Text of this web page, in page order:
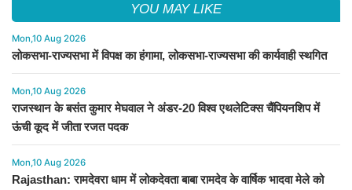
YOU MAY LIKE
Mon,10 Aug 2026
लोकसभा-राज्यसभा में विपक्ष का हंगामा, लोकसभा-राज्यसभा की कार्यवाही स्थगित
Mon,10 Aug 2026
राजस्थान के बसंत कुमार मेघवाल ने अंडर-20 विश्व एथलेटिक्स चैंपियनशिप में
ऊंची कूद में जीता रजत पदक
Mon,10 Aug 2026
Rajasthan: रामदेवरा धाम में लोकदेवता बाबा रामदेव के वार्षिक भादवा मेले को